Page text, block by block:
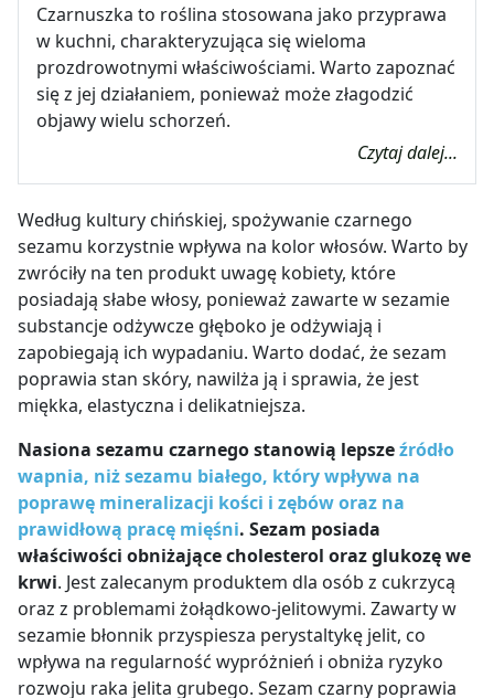
Czarnuszka to roślina stosowana jako przyprawa
w kuchni, charakteryzująca się wieloma
prozdrowotnymi właściwościami. Warto zapoznać
się z jej działaniem, ponieważ może złagodzić
objawy wielu schorzeń.
Czytaj dalej...
Według kultury chińskiej, spożywanie czarnego
sezamu korzystnie wpływa na kolor włosów. Warto by
zwróciły na ten produkt uwagę kobiety, które
posiadają słabe włosy, ponieważ zawarte w sezamie
substancje odżywcze głęboko je odżywiają i
zapobiegają ich wypadaniu. Warto dodać, że sezam
poprawia stan skóry, nawilża ją i sprawia, że jest
miękka, elastyczna i delikatniejsza.
Nasiona sezamu czarnego stanowią lepszeźródło
wapnia, niż sezamu białego, który wpływa na
poprawę mineralizacji kości i zębów oraz na
prawidłową pracę mięśni. Sezam posiada
właściwości obniżające cholesterol oraz glukozę we
krwi. Jest zalecanym produktem dla osób z cukrzycą
oraz z problemami żołądkowo-jelitowymi. Zawarty w
sezamie błonnik przyspiesza perystaltykę jelit, co
wpływa na regularność wypróżnień i obniża ryzyko
rozwoju raka jelita grubego. Sezam czarny poprawia